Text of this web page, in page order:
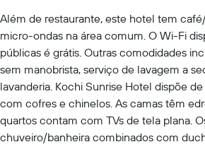
Além de restaurante, este hotel tem
micro-ondas na área comum. O Wi-Fi
públicas é grátis. Outras comodidades
sem manobrista, serviço de lavagem a
lavanderia. Kochi Sunrise Hotel dispõe
com cofres e chinelos. As camas têm
quartos contam com TVs de tela plana.
chuveiro/banheira combinados com